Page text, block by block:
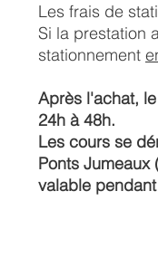
Les frais de
Si la prestation
stationnement
Après l'achat,
24h à 48h.
Les cours se
Ponts
valable